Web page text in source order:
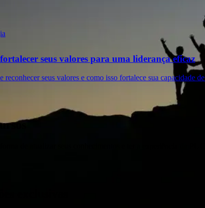
seus valores para uma liderança eficaz
reconhecer seus valores e como isso fortalece sua capacidade
forma de atualizar seus conhecimentos e ter a experiência da